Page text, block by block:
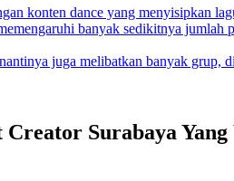
konten dance yang menyisipkan
banyak sedikitnya jumlah
juga melibatkan banyak
Surabaya